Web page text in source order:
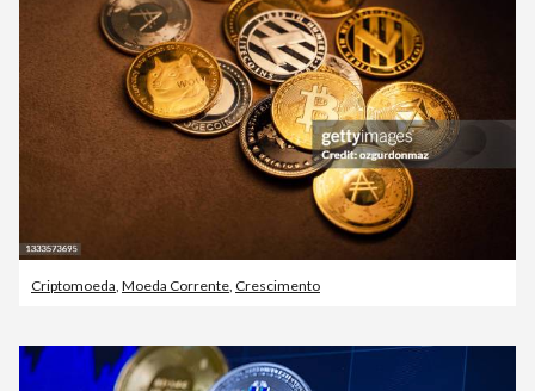
Criptomoeda, Moeda Corrente, Crescimento